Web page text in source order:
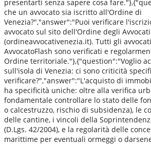
presentarti senza sapere cosa
che un avvocato sia iscritto all'Ordine di
Venezia?","answer":"Puoi verificare
avvocato sul sito dell'Ordine degli
(ordineavvocativenezia.it). Tutti gli
AvvocatoFlash sono verificati e
Ordine territoriale."},{"question":"Voglio
sull'isola di Venezia: ci sono criticità
verificare?","answer":"L'acquisto di
ha specificità uniche: oltre alla verifica
fondamentale controllare lo stato delle
o calcestruzzo, rischio di subsidenza), le
delle cantine, i vincoli della
(D.Lgs. 42/2004), e la regolarità delle
marittime per eventuali ormeggi o